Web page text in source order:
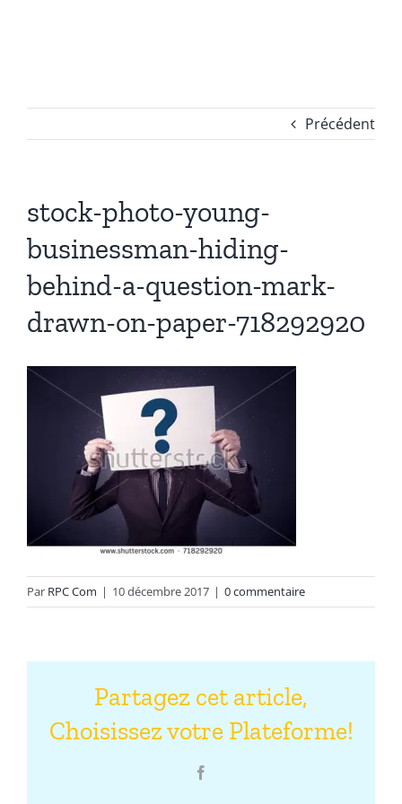
Précédent
stock-photo-young-
businessman-hiding-
behind-a-question-mark-
drawn-on-paper-718292920
Par RPC Com | 10 décembre 2017 | 0 commentaire
Partagez cet article,
Choisissez votre Plateforme!